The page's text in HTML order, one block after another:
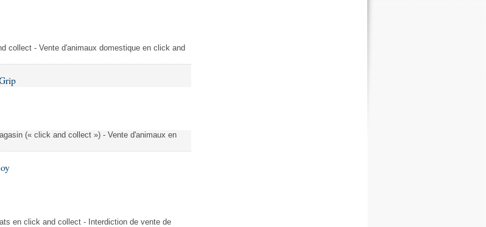
collect - Vente d'animaux domestique en click and
(« click and collect ») - Vente d'animaux en
en click and collect - Interdiction de vente de